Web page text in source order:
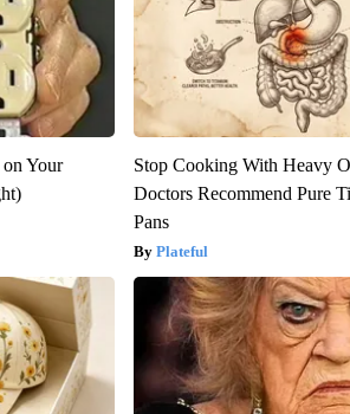
Your
Stop Cooking With Heavy
Doctors Recommend Pure
Pans
Plateful